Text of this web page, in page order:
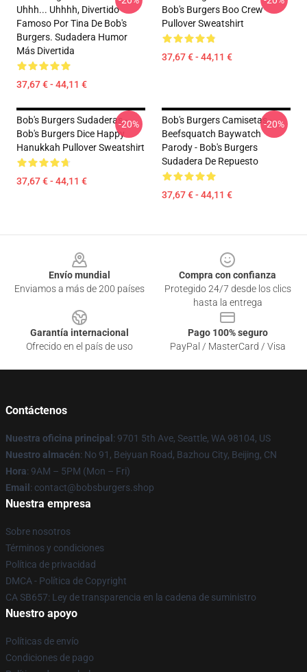
Uhhh... Uhhhh, Divertido
Famoso Por Tina De Bob's
Burgers. Sudadera Humor
Más Divertida
37,67 € - 44,11 €
Bob's Burgers Boo Crew
Pullover Sweatshirt
37,67 € - 44,11 €
Bob's Burgers Sudaderas -
Bob's Burgers Dice Happy
Hanukkah Pullover Sweatshirt
37,67 € - 44,11 €
-20%
Bob's Burgers Camisetas -
Beefsquatch Baywatch
Parody - Bob's Burgers
Sudadera De Repuesto
37,67 € - 44,11 €
-20%
Envío mundial
Enviamos a más de 200 países
Compra con confianza
Protegido 24/7 desde los clics
hasta la entrega
Garantía internacional
Ofrecido en el país de uso
Pago 100% seguro
PayPal / MasterCard / Visa
Contáctenos
Nuestra oficina principal : 9701 5th Ave, Seattle, WA 98104, US
Nuestro almacén: No 91, Beiyuan Road, Bazhou City, Beijing, CN
Hora: 9AM – 5PM (Mon – Fri)
Email : contact@bobsburgers.shop
Nuestra empresa
Sobre nosotros
Términos y condiciones
Política de privacidad
DMCA - Política de Copyright
CA SB657: Ley de transparencia en la cadena de suministro
Nuestro apoyo
Políticas de envío
Condiciones de pago